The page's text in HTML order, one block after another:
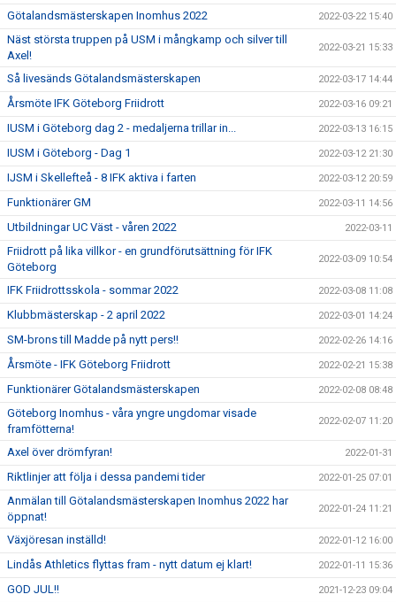
Götalandsmästerskapen Inomhus 2022 2022-03-22 15:40
Näst största truppen på USM i mångkamp och silver till
Axel!
2022-03-21 15:33
Så livesänds Götalandsmästerskapen 2022-03-17 14:44
Årsmöte IFK Göteborg Friidrott 2022-03-16 09:21
IUSM i Göteborg dag 2 - medaljerna trillar in... 2022-03-13 16:15
IUSM i Göteborg - Dag 1 2022-03-12 21:30
IJSM i Skellefteå - 8 IFK aktiva i farten 2022-03-12 20:59
Funktionärer GM 2022-03-11 14:56
Utbildningar UC Väst - våren 2022 2022-03-11
Friidrott på lika villkor - en grundförutsättning för IFK
Göteborg
2022-03-09 10:54
IFK Friidrottsskola - sommar 2022 2022-03-08 11:08
Klubbmästerskap - 2 april 2022 2022-03-01 14:24
SM-brons till Madde på nytt pers!! 2022-02-26 14:16
Årsmöte - IFK Göteborg Friidrott 2022-02-21 15:38
Funktionärer Götalandsmästerskapen 2022-02-08 08:48
Göteborg Inomhus - våra yngre ungdomar visade
framfötterna!
2022-02-07 11:20
Axel över drömfyran! 2022-01-31
Riktlinjer att följa i dessa pandemi tider 2022-01-25 07:01
Anmälan till Götalandsmästerskapen Inomhus 2022 har
öppnat!
2022-01-24 11:21
Växjöresan inställd! 2022-01-12 16:00
Lindås Athletics flyttas fram - nytt datum ej klart! 2022-01-11 15:36
GOD JUL!! 2021-12-23 09:04